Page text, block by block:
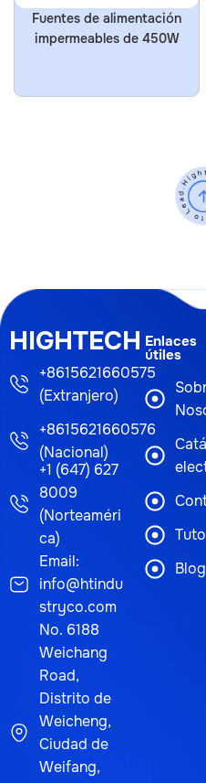
Fuentes de alimentación
impermeables de 450W
HIGHTECH
+8615621660575
(Extranjero)
+8615621660576
(Nacional)
+1 (647) 627
8009
(Norteaméri
ca)
Email:
info@htindu
stryco.com
No. 6188
Weichang
Road,
Distrito de
Weicheng,
Ciudad de
Weifang,
Enlaces
útiles
Blog